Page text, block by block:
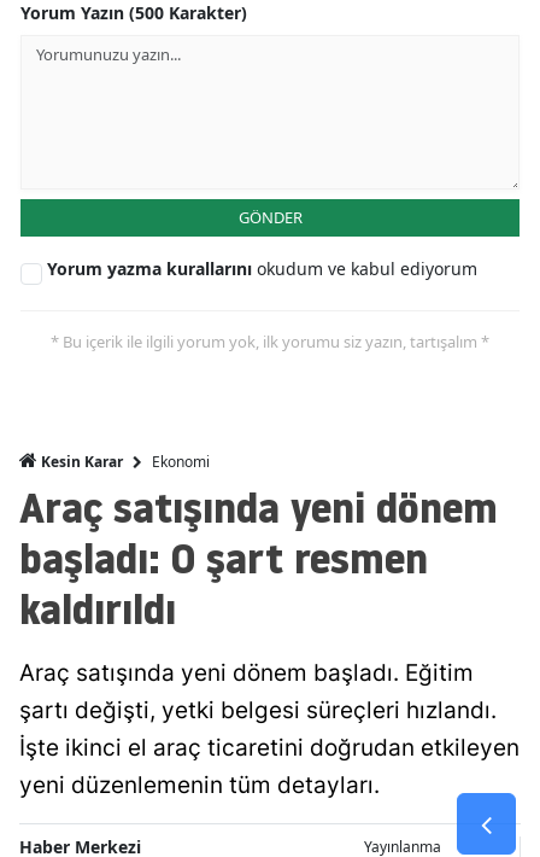
Kocaeli
Malatya
Mardin
Muğla
Niğde
Ordu
Rize
Sakarya
Yorum Yazın (500 Karakter)
GÖNDER
Yorum yazma kurallarını okudum ve kabul ediyorum
* Bu içerik ile ilgili yorum yok, ilk yorumu siz yazın, tartışalım *
Kesin Karar Ekonomi
Araç satışında yeni dönem
başladı: O şart resmen
kaldırıldı
Araç satışında yeni dönem başladı. Eğitim
şartı değişti, yetki belgesi süreçleri hızlandı.
İşte ikinci el araç ticaretini doğrudan etkileyen
yeni düzenlemenin tüm detayları.
Haber Merkezi Yayınlanma